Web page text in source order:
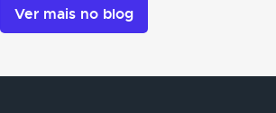
Ver mais no blog